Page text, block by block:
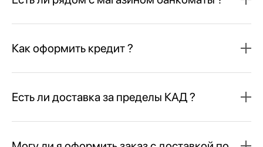
Как оформить кредит ?
Есть ли доставка за пределы КАД ?